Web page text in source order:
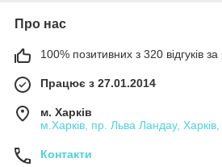
Про нас
100% позитивних з 320 відгуків за
Працює з 27.01.2014
м. Харків
м.Харків, пр. Льва Ландау, Харків,
Контакти